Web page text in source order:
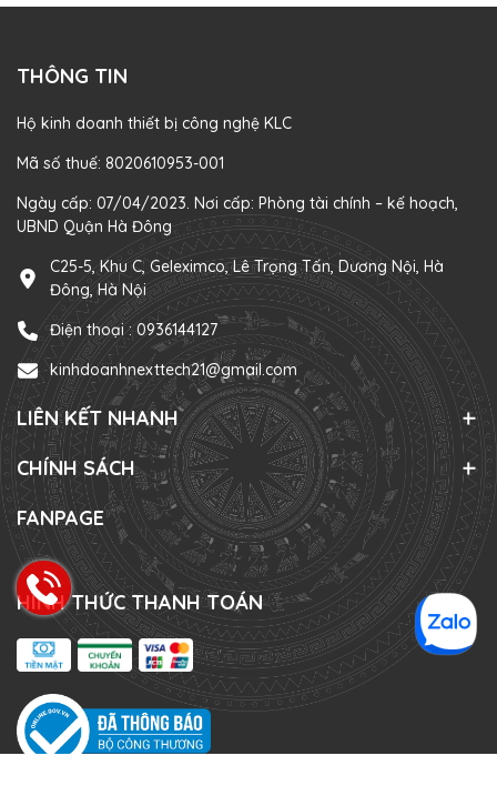
THÔNG TIN
Hộ kinh doanh thiết bị công nghệ KLC
Mã số thuế: 8020610953-001
Ngày cấp: 07/04/2023. Nơi cấp: Phòng tài chính – kế hoạch,
UBND Quận Hà Đông
C25-5, Khu C, Geleximco, Lê Trọng Tấn, Dương Nội, Hà
Đông, Hà Nội
Điện thoại :0936144127
kinhdoanhnexttech21@gmail.com
LIÊN KẾT NHANH
CHÍNH SÁCH
FANPAGE
HÌNH THỨC THANH TOÁN